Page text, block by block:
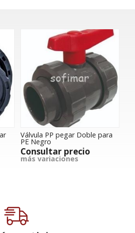
Válvula PP pegar Doble para
PE Negro
Consultar precio
más variaciones